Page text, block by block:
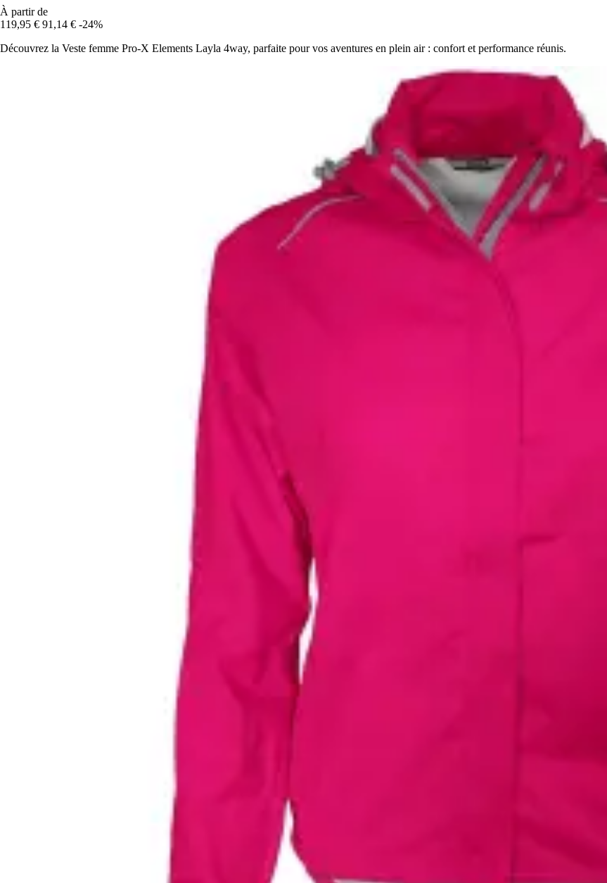
À partir de
119,95 € 91,14 € -24%
Découvrez la Veste femme Pro-X Elements Layla 4way, parfaite pour vos aventures en plein air : confort et performance réunis.